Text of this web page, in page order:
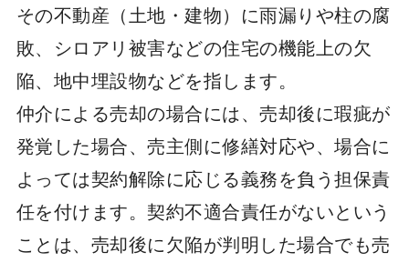
その不動産（土地・建物）に雨漏りや柱の腐
敗、シロアリ被害などの住宅の機能上の欠
陥、地中埋設物などを指します。
仲介による売却の場合には、売却後に瑕疵が
発覚した場合、売主側に修繕対応や、場合に
よっては契約解除に応じる義務を負う担保責
任を付けます。契約不適合責任がないという
ことは、売却後に欠陥が判明した場合でも売